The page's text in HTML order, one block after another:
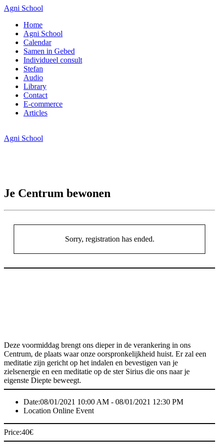
Agni School
Home
Agni School
Calendar
Samen in Gebed
Individueel consult
Stefan
Audio
Library
Contact
E-commerce
Articles
Agni School
Je Centrum bewonen
Sorry, registration has ended.
Deze voormiddag brengt ons dieper in de verankering in ons
Centrum, de plaats waar onze oorspronkelijkheid huist. Er zal een
meditatie zijn gericht op het indalen en bevestigen van je
zielsenergie en een meditatie op de ster Sirius die ons naar je
eigenste Diepte beweegt.
Date:08/01/2021 10:00 AM - 08/01/2021 12:30 PM
Location Online Event
Price:40€